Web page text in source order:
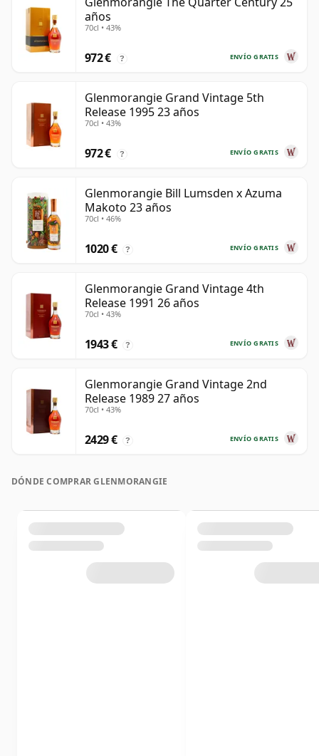
años
70cl • 43%
ENVÍO GRATIS
972 € ?
Glenmorangie Grand Vintage 5th
Release 1995 23 años
70cl • 43%
ENVÍO GRATIS
972 € ?
Glenmorangie Bill Lumsden x Azuma
Makoto 23 años
70cl • 46%
ENVÍO GRATIS
1020 € ?
Glenmorangie Grand Vintage 4th
Release 1991 26 años
70cl • 43%
ENVÍO GRATIS
1943 € ?
Glenmorangie Grand Vintage 2nd
Release 1989 27 años
70cl • 43%
ENVÍO GRATIS
2429 € ?
DÓNDE COMPRAR GLENMORANGIE